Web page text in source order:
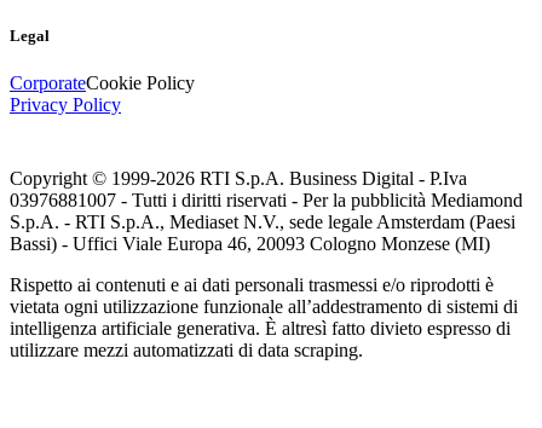
Legal
CorporateCookie Policy
Privacy Policy
Copyright © 1999-2026 RTI S.p.A. Business Digital - P.Iva
03976881007 - Tutti i diritti riservati - Per la pubblicità Mediamond
S.p.A. - RTI S.p.A., Mediaset N.V., sede legale Amsterdam (Paesi
Bassi) - Uffici Viale Europa 46, 20093 Cologno Monzese (MI)
Rispetto ai contenuti e ai dati personali trasmessi e/o riprodotti è
vietata ogni utilizzazione funzionale all’addestramento di sistemi di
intelligenza artificiale generativa. È altresì fatto divieto espresso di
utilizzare mezzi automatizzati di data scraping.